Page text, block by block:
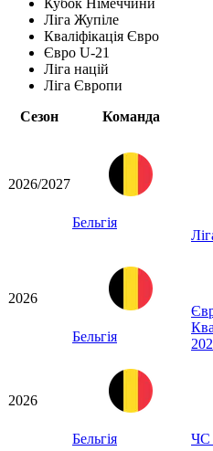
Кубок Німеччини
Ліга Жупіле
Кваліфікація Євро
Євро U-21
Ліга націй
Ліга Європи
Сезон
Команда
2026/2027
Бельгія
2026
Бельгія
2026
Бельгія ЧС